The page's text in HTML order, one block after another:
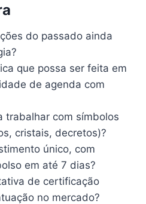
do passado ainda
que possa ser feita em
de agenda com
trabalhar com símbolos
cristais, decretos)?
único, com
em até 7 dias?
de certificação
no mercado?